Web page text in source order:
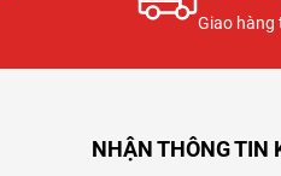
Giao hàng
NHẬN THÔNG TIN